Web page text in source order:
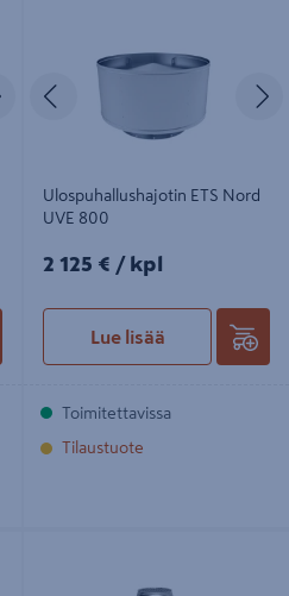
Seuraava
Ulospuhallushajotin ETS Nord
UVE 800
2125€/kpl
2 125 € / kpl
Lue lisää
Toimitettavissa
Tilaustuote